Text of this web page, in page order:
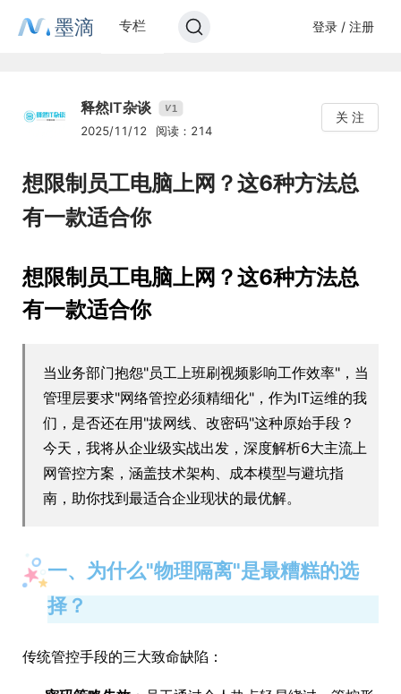
墨滴 专栏 登录 / 注册
释然IT杂谈 V1
2025/11/12 阅读：214
关 注
想限制员工电脑上网？这6种方法总
有一款适合你
想限制员工电脑上网？这6种方法总
有一款适合你
当业务部门抱怨"员工上班刷视频影响工作效率"，当
管理层要求"网络管控必须精细化"，作为IT运维的我
们，是否还在用"拔网线、改密码"这种原始手段？
今天，我将从企业级实战出发，深度解析6大主流上
网管控方案，涵盖技术架构、成本模型与避坑指
南，助你找到最适合企业现状的最优解。
一、为什么"物理隔离"是最糟糕的选
择？
传统管控手段的三大致命缺陷：